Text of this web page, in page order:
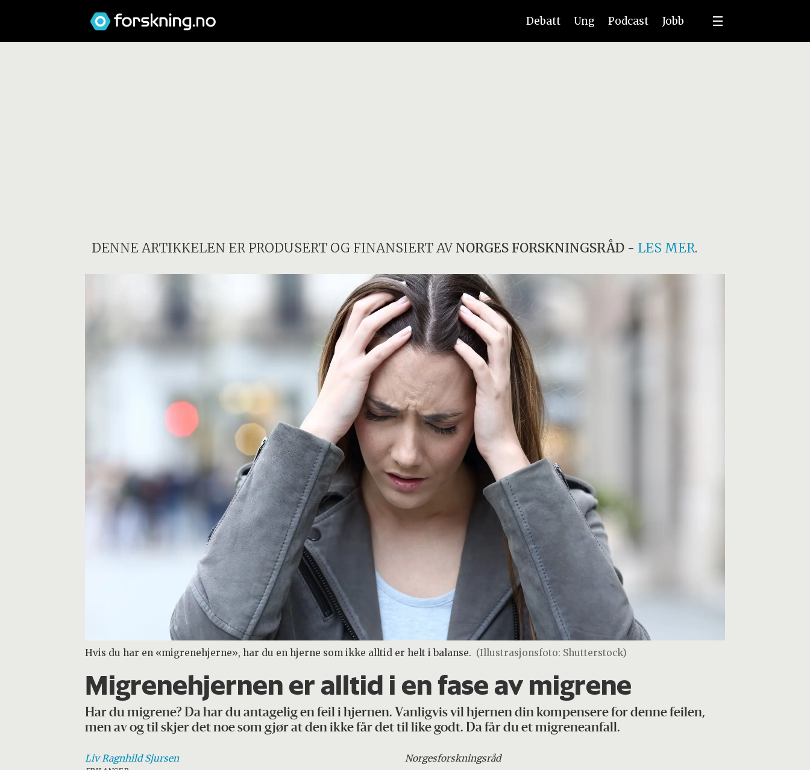
Debatt Ung Podcast Jobb
DENNE ARTIKKELEN ER PRODUSERT OG FINANSIERT AV NORGES FORSKNINGSRÅD- LES MER.
Hvis du har en «migrenehjerne», har du en hjerne som ikke alltid er helt i balanse. (Illustrasjonsfoto: Shutterstock)
Migrenehjernen er alltid i en fase av migrene
Har du migrene? Da har du antagelig en feil i hjernen. Vanligvis vil hjernen din kompensere for denne feilen,
men av og til skjer det noe som gjør at den ikke får det til like godt. Da får du et migreneanfall.
Liv Ragnhild Sjursen Norgesforskningsråd